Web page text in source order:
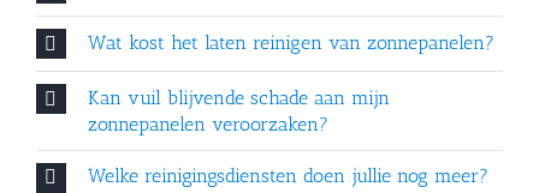
Wat kost het laten reinigen van zonnepanelen?
Kan vuil blijvende schade aan mijn
zonnepanelen veroorzaken?
Welke reinigingsdiensten doen jullie nog meer?